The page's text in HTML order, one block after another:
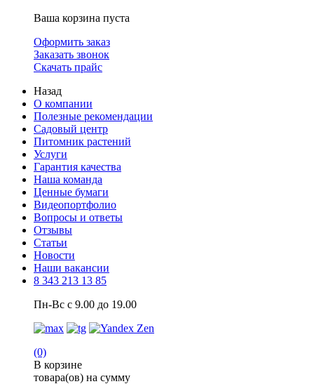
Ваша корзина пуста
Оформить заказ
Заказать звонок
Скачать прайс
Назад
О компании
Полезные рекомендации
Садовый центр
Питомник растений
Услуги
Гарантия качества
Наша команда
Ценные бумаги
Видеопортфолио
Вопросы и ответы
Отзывы
Статьи
Новости
Наши вакансии
8 343 213 13 85
Пн-Вс с 9.00 до 19.00
(0)
В корзине
товара(ов) на сумму